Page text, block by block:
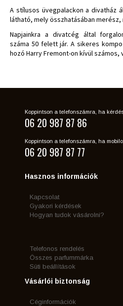
A stílusos üvegpalackon a divatház
látható, mely összhatásában merész,
Napjainkra a divatcég által
száma 50 felett jár. A sikeres
hozó Harry Fremont-on kívül
Koppintson a telefonszámra, ha
06 20 987 87 86
Koppintson a telefonszámra, ha
06 20 987 87 77
Hasznos információk
Kapcsolat
Gyakori kérdések
Hogyan tudok vásárolni?
Telefonos rendelés
Összes parfummárka
Süti beállítások
Vásárlói biztonság
Céginformációk